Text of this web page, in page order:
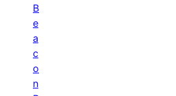
B
e
a
c
o
n